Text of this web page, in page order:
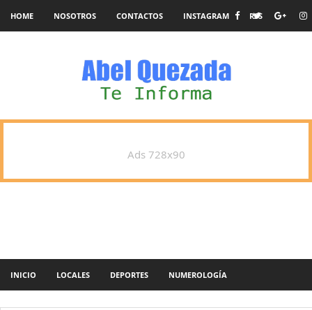
HOME NOSOTROS CONTACTOS INSTAGRAM RSS
Ads 728x90
INICIO LOCALES DEPORTES NUMEROLOGÍA